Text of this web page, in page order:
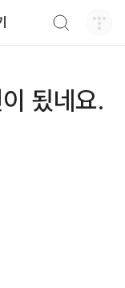
됬네요.